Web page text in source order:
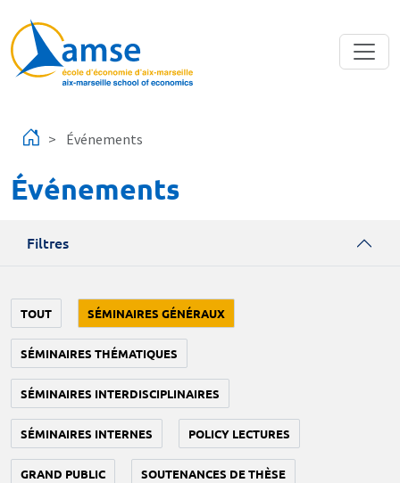
Événements
Événements
Filtres
TOUT SÉMINAIRES GÉNÉRAUX
SÉMINAIRES THÉMATIQUES
SÉMINAIRES INTERDISCIPLINAIRES
SÉMINAIRES INTERNES POLICY LECTURES
GRAND PUBLIC SOUTENANCES DE THÈSE